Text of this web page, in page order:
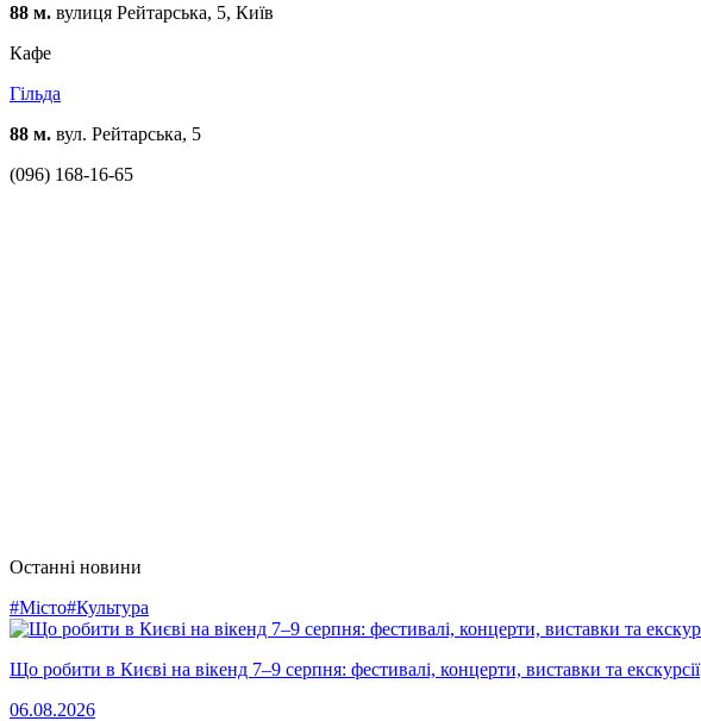
88 м. вулиця Рейтарська, 5, Київ
Кафе
Гільда
88 м. вул. Рейтарська, 5
(096) 168-16-65
Останні новини
#Місто#Культура
Що робити в Києві на вікенд 7–9 серпня: фестивалі, концерти, виставки та екскурсії
06.08.2026